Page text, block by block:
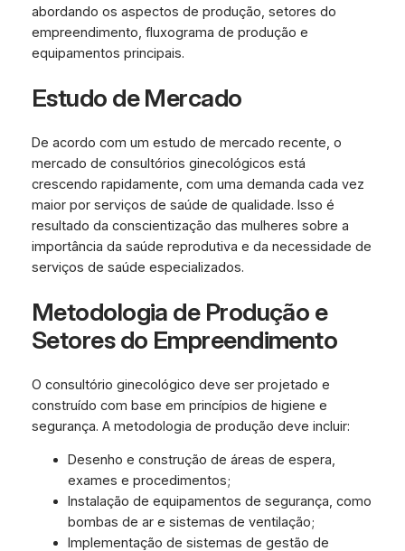
abordando os aspectos de produção, setores do
empreendimento, fluxograma de produção e
equipamentos principais.
Estudo de Mercado
De acordo com um estudo de mercado recente, o
mercado de consultórios ginecológicos está
crescendo rapidamente, com uma demanda cada vez
maior por serviços de saúde de qualidade. Isso é
resultado da conscientização das mulheres sobre a
importância da saúde reprodutiva e da necessidade de
serviços de saúde especializados.
Metodologia de Produção e
Setores do Empreendimento
O consultório ginecológico deve ser projetado e
construído com base em princípios de higiene e
segurança. A metodologia de produção deve incluir:
Desenho e construção de áreas de espera,
exames e procedimentos;
Instalação de equipamentos de segurança, como
bombas de ar e sistemas de ventilação;
Implementação de sistemas de gestão de